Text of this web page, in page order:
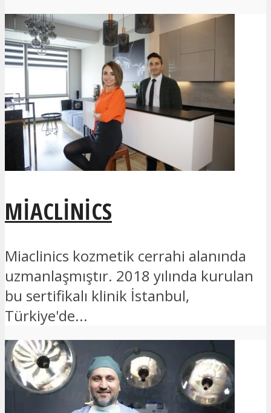
MIACLINICS
Miaclinics kozmetik cerrahi alanında
uzmanlaşmıştır. 2018 yılında kurulan
bu sertifikalı klinik İstanbul,
Türkiye'de...